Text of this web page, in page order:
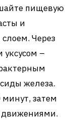
пищевую
и
Через
уксусом –
железа.
минут, затем
движениями.